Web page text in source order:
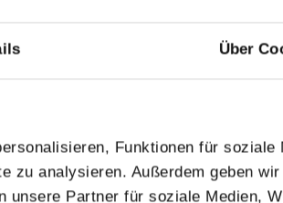
Über
Funktionen für soziale
zu analysieren. Außerdem geben wir
unsere Partner für soziale Medien,
der Wirtschaftsschule Bad Aibling,